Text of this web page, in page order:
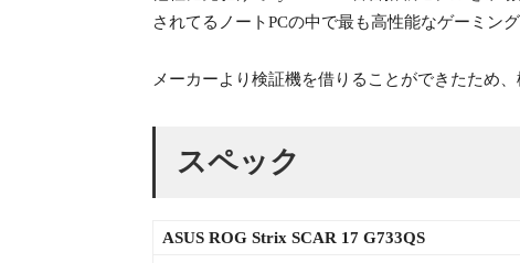
されてるノートPCの中で最も高性能なゲーミン
メーカーより検証機を借りることができたため、
スペック
ASUS ROG Strix SCAR 17 G733QS